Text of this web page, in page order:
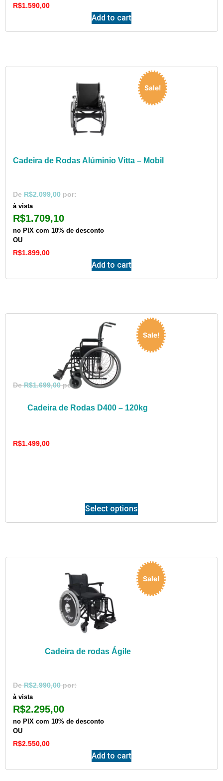
R$1.590,00
Add to cart
Sale!
Cadeira de Rodas Alúminio Vitta – Mobil
R$2.099,00
R$1.899,00
à vista
R$1.709,10
no PIX com 10% de desconto
OU
Add to cart
Sale!
Cadeira de Rodas D400 – 120kg
R$1.699,00
R$1.499,00
Select options
Sale!
Cadeira de rodas Ágile
R$2.990,00
R$2.550,00
à vista
R$2.295,00
no PIX com 10% de desconto
OU
Add to cart